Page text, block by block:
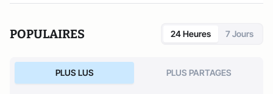
POPULAIRES 24 Heures 7 Jours
PLUS LUS PLUS PARTAGES